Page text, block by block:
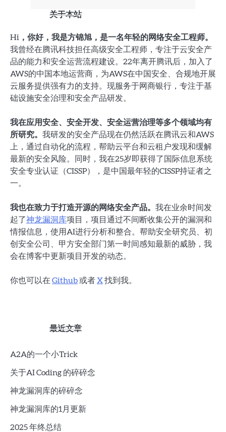
关于本站
Hi，你好，我是方锦旭，是一名年轻的网络安全工程师。
我曾经在腾讯科技担任高级安全工程师，专注于云安全产
品的能力和安全运营流程建设。22年离开腾讯后，加入了
AWS的中国本地运营商，为AWS在中国安全、合规地开展
云服务提供强有力的支持。现服务于网商银行，专注于基
础设施安全治理和安全产品研发。
我在应用安全、安全开发、安全运营治理等多个领域均有
所研究。 我研发的安全产品现在仍然活跃在腾讯云和AWS
上，通过自动化的流程，帮助云平台和云租户发现和缓解
最新的安全风险。同时，我在25岁即获得了国际信息系统
安全专业认证（CISSP），是中国最年轻的CISSP持证者之
一。
我也在致力于打造开源的网络安全产品。 我在业余时间发
起了神龙漏洞库项目，项目通过不间断收集公开的漏洞和
情报信息，使用AI进行分析和整合。帮助安全研究员、初
创安全公司、甲方安全部门第一时间感知最新的威胁，我
会在博客中更新项目开发的动态。
你也可以在 Github或者X找到我。
最近文章
A2A的一个小Trick
关于AI Coding 的碎碎念
神龙漏洞库的碎碎念
神龙漏洞库的1月更新
2025 年终总结